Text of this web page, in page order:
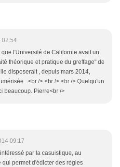
02:54
l'Université de Californie avait un
théorique et pratique du greffage" de
disposerait , depuis mars 2014,
<br /> <br /> <br /> Quelqu'un
beaucoup. Pierre<br />
09:17
par la casuistique, au
qui permet d'édicter des règles